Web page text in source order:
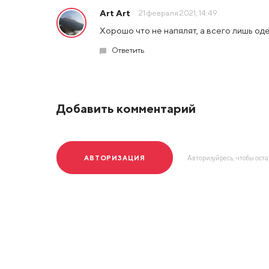
Art Art 21 февраля 2021, 14:49
Хорошо что не напялят, а всего лишь
Ответить
Добавить комментарий
АВТОРИЗАЦИЯ Авторизуйресь, чтобы